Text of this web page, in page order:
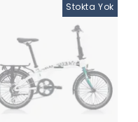
Stokta Yok